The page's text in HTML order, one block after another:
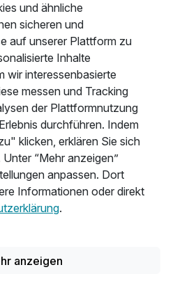
eine gute Grundlage für
entspannte Stunden am See
im Rahmen der Genuss-
bevor am Abend ein
serviert wird. Die Küche setzt
aus Bodenständigkeit,
Zubereitung, ohne
So wird Kulinarik zu
Ihres Urlaubstages. Bitte
ist im Hotel in der Regel ein
und Bar bleiben dann
Abendessen in der
Wanderwegen oder in der
und ähnliche
sicheren und
auf unserer Plattform zu
Inhalte
wir interessenbasierte
messen und Tracking
der Plattformnutzung
durchführen. Indem
klicken, erklären Sie sich
“Mehr anzeigen”
anpassen. Dort
Informationen oder direkt
.
anzeigen